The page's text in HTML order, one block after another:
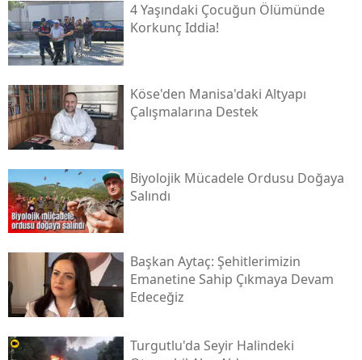
4 Yaşındaki Çocuğun Ölümünde
Korkunç Iddia!
Köse'den Manisa'daki Altyapı
Çalışmalarına Destek
Biyolojik Mücadele Ordusu Doğaya
Salındı
Başkan Aytaç: Şehitlerimizin
Emanetine Sahip Çıkmaya Devam
Edeceğiz
Turgutlu'da Seyir Halindeki